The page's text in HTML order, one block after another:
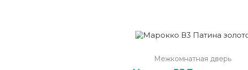
Межкомнатная дверь